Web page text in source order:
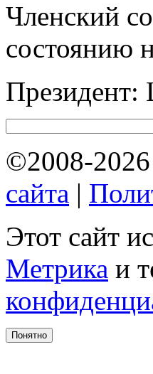
Членский
состоянию
©2008-
сайта |
Этот сайт
Метрика и
Понятно